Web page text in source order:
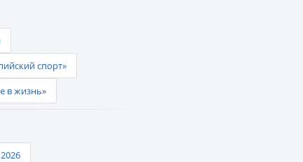
спорт»
в жизнь»